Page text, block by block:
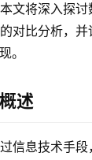
文将深入探
对比分析，
。
述
信息技术手